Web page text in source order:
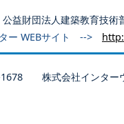
益財団法人建築教育技術
ター WEBサイト -->
株式会社インター